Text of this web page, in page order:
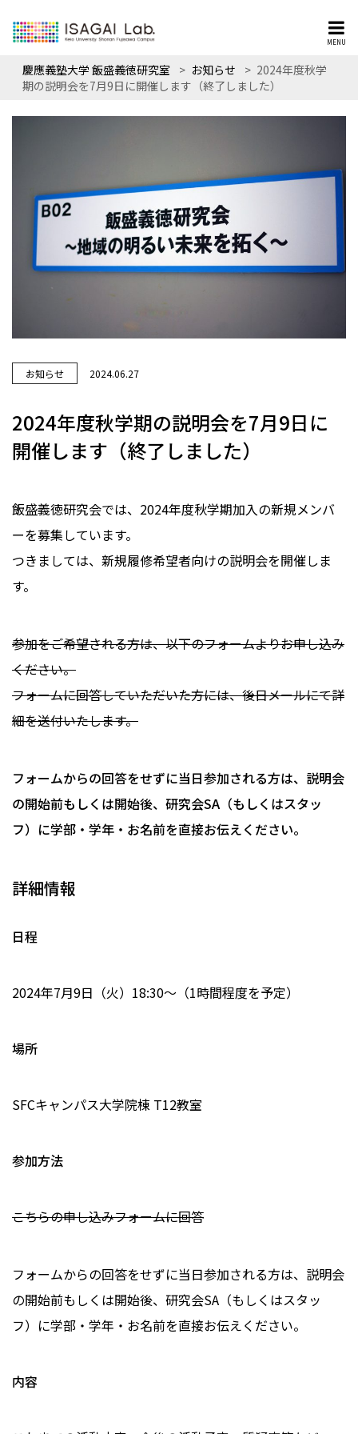
MENU
慶應義塾大学 飯盛義徳研究室 > お知らせ > 2024年度秋学
期の説明会を7月9日に開催します（終了しました）
お知らせ 2024.06.27
2024年度秋学期の説明会を7月9日に
開催します（終了しました）
飯盛義徳研究会では、2024年度秋学期加入の新規メンバ
ーを募集しています。
つきましては、新規履修希望者向けの説明会を開催しま
す。
参加をご希望される方は、以下のフォームよりお申し込み
ください。
フォームに回答していただいた方には、後日メールにて詳
細を送付いたします。
フォームからの回答をせずに当日参加される方は、説明会
の開始前もしくは開始後、研究会SA（もしくはスタッ
フ）に学部・学年・お名前を直接お伝えください。
詳細情報
日程
2024年7月9日（火）18:30〜（1時間程度を予定）
場所
SFCキャンパス大学院棟 T12教室
参加方法
こちらの申し込みフォームに回答
フォームからの回答をせずに当日参加される方は、説明会
の開始前もしくは開始後、研究会SA（もしくはスタッ
フ）に学部・学年・お名前を直接お伝えください。
内容